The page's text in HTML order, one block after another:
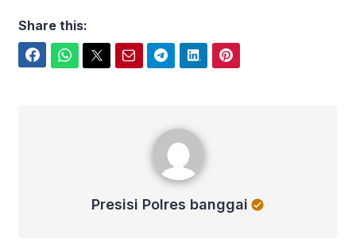
Share this:
Presisi Polres banggai